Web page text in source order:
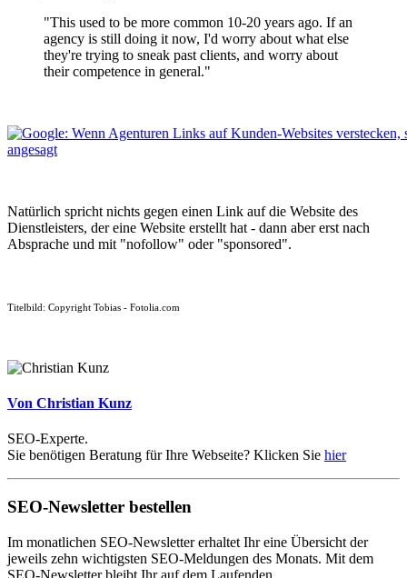
"This used to be more common 10-20 years ago. If an
agency is still doing it now, I'd worry about what else
they're trying to sneak past clients, and worry about
their competence in general."
Natürlich spricht nichts gegen einen Link auf die Website des
Dienstleisters, der eine Website erstellt hat - dann aber erst nach
Absprache und mit "nofollow" oder "sponsored".
Titelbild: Copyright Tobias - Fotolia.com
Von Christian Kunz
SEO-Experte.
Sie benötigen Beratung für Ihre Webseite? Klicken Sie hier
SEO-Newsletter bestellen
Im monatlichen SEO-Newsletter erhaltet Ihr eine Übersicht der
jeweils zehn wichtigsten SEO-Meldungen des Monats. Mit dem
SEO-Newsletter bleibt Ihr auf dem Laufenden.